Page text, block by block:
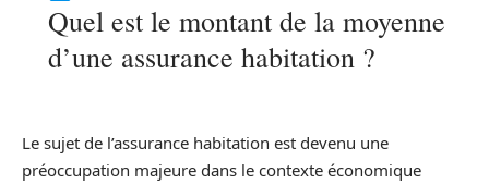
Quel est le montant de la moyenne
d’une assurance habitation ?
Le sujet de l’assurance habitation est devenu une
préoccupation majeure dans le contexte économique